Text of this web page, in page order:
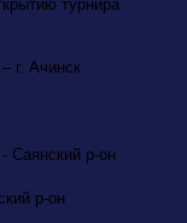
турнира
г. Ачинск
Саянский р-он
р-он